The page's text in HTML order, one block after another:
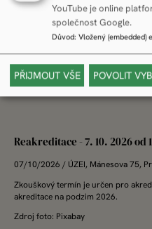
Reakreditace - 6. 10. 2026
06/10/2026
/ ÚZEI, Mánesova 75,
akreditace na podzim 2026.
Zdroj foto: Pixabay
Reakreditace - 7. 10. 2026
07/10/2026 / ÚZEI, Mánesova 75,
Zkouškový termín je určen pro
akreditace na podzim 2026.
Zdroj foto: Pixabay
YouTube je online
společnost Google.
Důvod: Vložený (embedded)
POVOLIT
PŘIJMOUT VŠE